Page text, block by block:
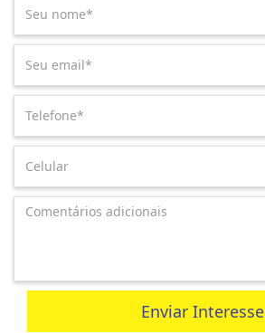
Enviar Interesse